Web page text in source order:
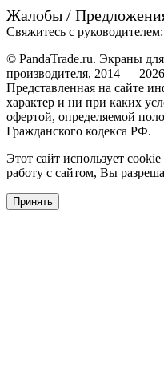
Жалобы /
Свяжитесь с руководителем:
© PandaTrade.ru. Экраны
производителя, 2014 —
Представленная на сайте
характер и ни при каких
офертой, определяемой
Гражданского кодекса РФ.
Этот сайт использует
работу с сайтом, Вы
Принять